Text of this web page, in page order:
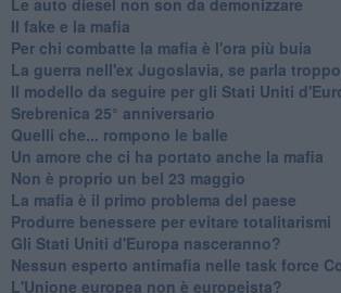
​Il fake e la mafia
Per chi combatte la mafia è l'ora più buia
La guerra nell'ex Jugoslavia, se parla
Il modello da seguire per gli Stati Uniti
Srebrenica 25° anniversario
Quelli che... rompono le balle
Un amore che ci ha portato anche la mafia
Non è proprio un bel 23 maggio
La mafia è il primo problema del paese
Produrre benessere per evitare totalitarismi
Gli Stati Uniti d'Europa nasceranno?
Nessun esperto antimafia nelle task force
L'Unione europea non è europeista?